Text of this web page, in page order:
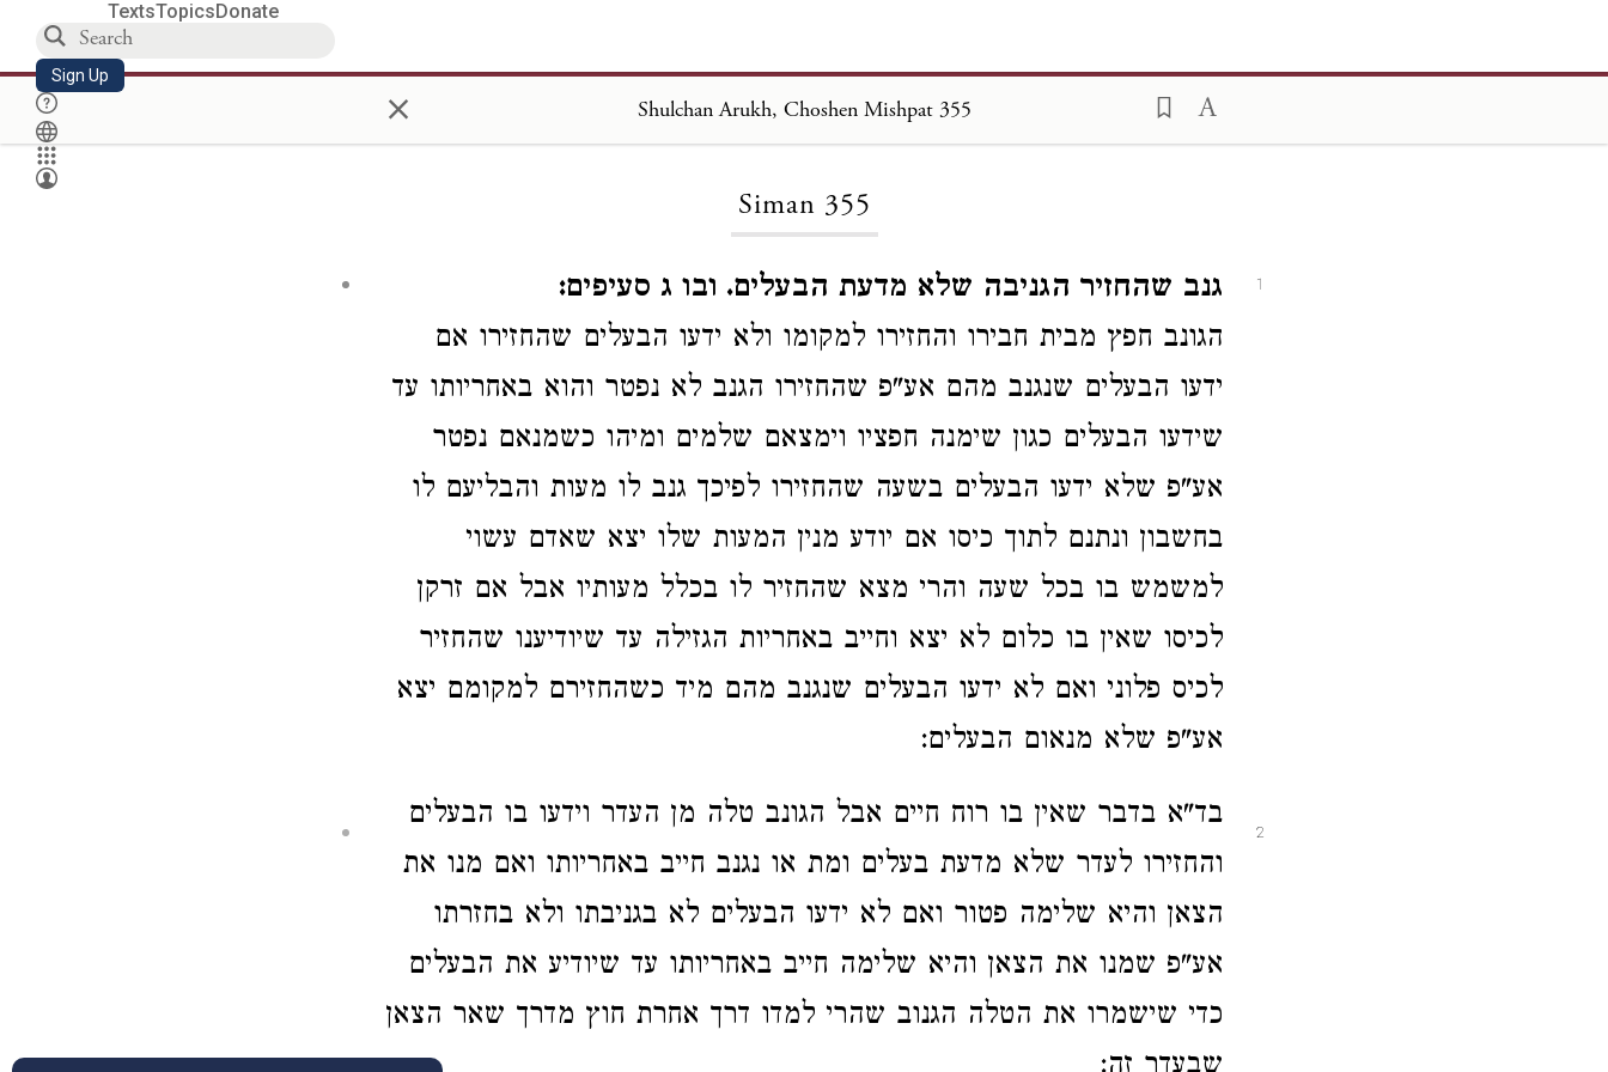
TextsTopicsDonate
Sign Up × Shulchan Arukh, Choshen Mishpat 355
Siman 355
1
גנב שהחזיר הגניבה שלא מדעת הבעלים. ובו ג סעיפים:
הגונב חפץ מבית חבירו והחזירו למקומו ולא ידעו הבעלים שהחזירו אם
ידעו הבעלים שנגנב מהם אע"פ שהחזירו הגנב לא נפטר והוא באחריותו עד
שידעו הבעלים כגון שימנה חפציו וימצאם שלמים ומיהו כשמנאם נפטר
אע"פ שלא ידעו הבעלים בשעה שהחזירו לפיכך גנב לו מעות והבליעם לו
בחשבון ונתנם לתוך כיסו אם יודע מנין המעות שלו יצא שאדם עשוי
למשמש בו בכל שעה והרי מצא שהחזיר לו בכלל מעותיו אבל אם זרקן
לכיסו שאין בו כלום לא יצא וחייב באחריות הגזילה עד שיודיענו שהחזיר
לכיס פלוני ואם לא ידעו הבעלים שנגנב מהם מיד כשהחזירם למקומם יצא
אע"פ שלא מנאום הבעלים:
2
בד"א בדבר שאין בו רוח חיים אבל הגונב טלה מן העדר וידעו בו הבעלים
והחזירו לעדר שלא מדעת בעלים ומת או נגנב חייב באחריותו ואם מנו את
הצאן והיא שלימה פטור ואם לא ידעו הבעלים לא בגניבתו ולא בחזרתו
אע"פ שמנו את הצאן והיא שלימה חייב באחריותו עד שיודיע את הבעלים
כדי שישמרו את הטלה הגנוב שהרי למדו דרך אחרת חוץ מדרך שאר הצאן